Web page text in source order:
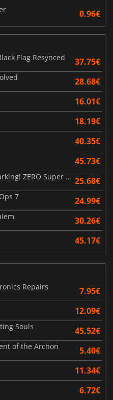
0.96€
Flag Resynced
37.75€
28.68€
16.01€
18.19€
40.35€
45.73€
DRAGON BALL Sparking! ZERO Super Limit Breaking NEO 25.68€
7 24.99€
30.26€
45.17€
Repairs
7.95€
12.09€
Souls 45.52€
of the Archon 5.40€
11.34€
6.72€